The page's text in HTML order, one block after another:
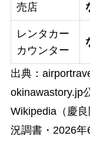
売店
レンタカー
カウンター
出典：
okinawastory.jp
Wikipedia（慶
況調書・2026年